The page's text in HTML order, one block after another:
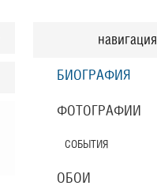
навигация
БИОГРАФИЯ
ФОТОГРАФИИ
СОБЫТИЯ
ОБОИ